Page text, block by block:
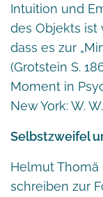
Intuition und
des Objekts ist
dass es zur
(Grotstein S.
Moment in
New York: W.
Selbstzweifel
Helmut Thomä
schreiben zur